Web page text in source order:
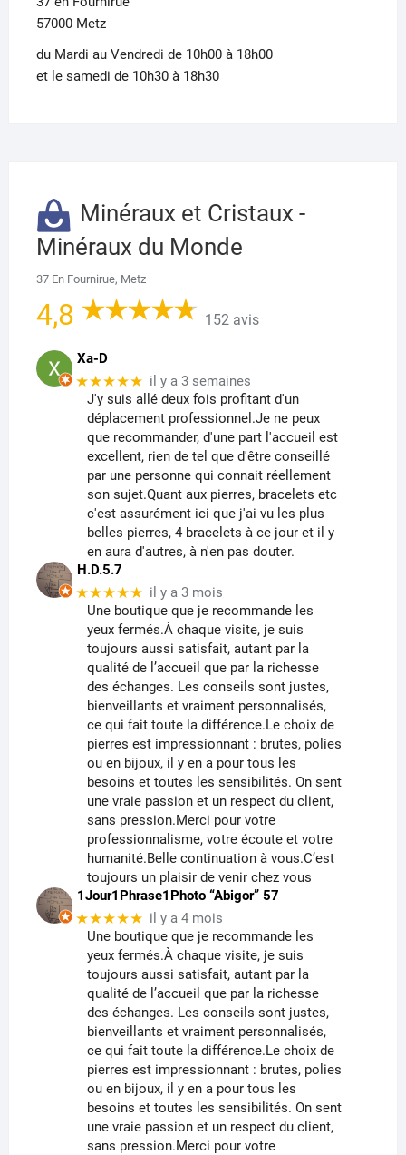
57000 Metz
du Mardi au Vendredi de 10h00 à 18h00
et le samedi de 10h30 à 18h30
Minéraux et Cristaux -
Minéraux du Monde
37 En Fournirue, Metz
4,8 152 avis
Xa-D
★★★★★ il y a 3 semaines
J'y suis allé deux fois profitant d'un
déplacement professionnel.Je ne peux
que recommander, d'une part l'accueil est
excellent, rien de tel que d'être conseillé
par une personne qui connait réellement
son sujet.Quant aux pierres, bracelets etc
c'est assurément ici que j'ai vu les plus
belles pierres, 4 bracelets à ce jour et il y
en aura d'autres, à n'en pas douter.
H.D.5.7
★★★★★ il y a 3 mois
Une boutique que je recommande les
yeux fermés.À chaque visite, je suis
toujours aussi satisfait, autant par la
qualité de l’accueil que par la richesse
des échanges. Les conseils sont justes,
bienveillants et vraiment personnalisés,
ce qui fait toute la différence.Le choix de
pierres est impressionnant : brutes, polies
ou en bijoux, il y en a pour tous les
besoins et toutes les sensibilités. On sent
une vraie passion et un respect du client,
sans pression.Merci pour votre
professionnalisme, votre écoute et votre
humanité.Belle continuation à vous.C’est
toujours un plaisir de venir chez vous
1Jour1Phrase1Photo “Abigor” 57
★★★★★ il y a 4 mois
Une boutique que je recommande les
yeux fermés.À chaque visite, je suis
toujours aussi satisfait, autant par la
qualité de l’accueil que par la richesse
des échanges. Les conseils sont justes,
bienveillants et vraiment personnalisés,
ce qui fait toute la différence.Le choix de
pierres est impressionnant : brutes, polies
ou en bijoux, il y en a pour tous les
besoins et toutes les sensibilités. On sent
une vraie passion et un respect du client,
sans pression.Merci pour votre